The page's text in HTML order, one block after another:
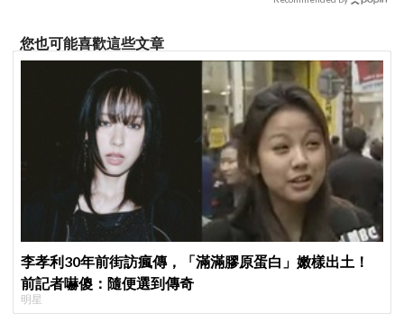
您也可能喜歡這些文章
李孝利30年前街訪瘋傳，「滿滿膠原蛋白」嫩樣出土！
前記者嚇傻：隨便選到傳奇
明星